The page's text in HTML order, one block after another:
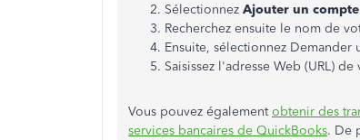
Sélectionnez Ajouter un compte
Recherchez ensuite le nom de
Ensuite, sélectionnez Demander
Saisissez l'adresse Web (URL)
Vous pouvez égalementobtenir des
services bancaires de QuickBooks. De